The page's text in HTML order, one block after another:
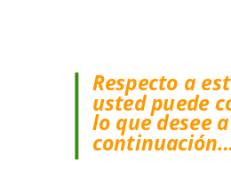
Respecto a
usted puede
lo que desee a